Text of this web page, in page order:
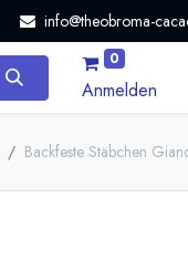
info@theobroma-
0
Anmelden
Backfeste Stäbchen